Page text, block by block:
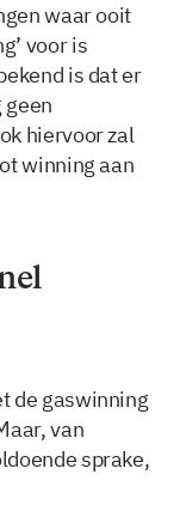
waar ooit
voor is
is dat er
geen
hiervoor zal
winning aan
de gaswinning
van
sprake,